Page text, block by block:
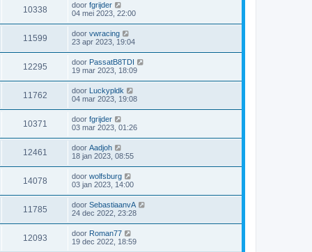
10338 door fgrijder
04 mei 2023, 22:00
11599 door vwracing
23 apr 2023, 19:04
12295 door PassatB8TDI
19 mar 2023, 18:09
11762 door Luckypldk
04 mar 2023, 19:08
10371 door fgrijder
03 mar 2023, 01:26
12461 door Aadjoh
18 jan 2023, 08:55
14078 door wolfsburg
03 jan 2023, 14:00
11785 door SebastiaanvA
24 dec 2022, 23:28
12093 door Roman77
19 dec 2022, 18:59